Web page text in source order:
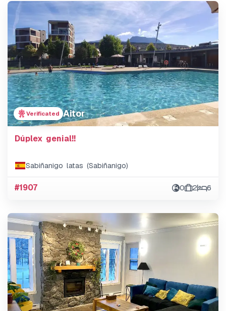
Verificated Aitor
Dúplex genial!!
Sabiñanigo latas (Sabiñanigo)
#1907 0 2 6